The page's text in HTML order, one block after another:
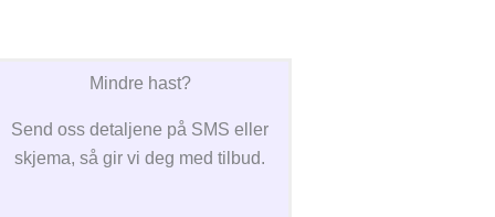
Mindre hast?
Send oss detaljene på SMS eller
skjema, så gir vi deg med tilbud.